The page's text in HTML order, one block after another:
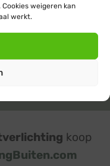
weigeren kan
werkt.
een 9,4op basis van
koop